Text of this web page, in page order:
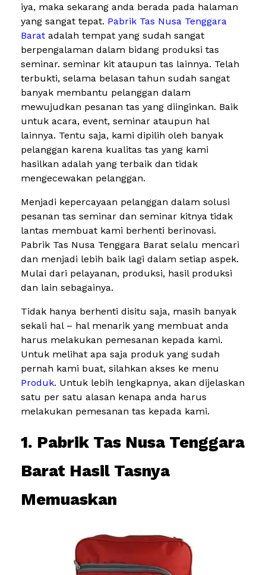
iya, maka sekarang anda berada pada halaman
yang sangat tepat. Pabrik Tas Nusa Tenggara
Barat adalah tempat yang sudah sangat
berpengalaman dalam bidang produksi tas
seminar. seminar kit ataupun tas lainnya. Telah
terbukti, selama belasan tahun sudah sangat
banyak membantu pelanggan dalam
mewujudkan pesanan tas yang diinginkan. Baik
untuk acara, event, seminar ataupun hal
lainnya. Tentu saja, kami dipilih oleh banyak
pelanggan karena kualitas tas yang kami
hasilkan adalah yang terbaik dan tidak
mengecewakan pelanggan.
Menjadi kepercayaan pelanggan dalam solusi
pesanan tas seminar dan seminar kitnya tidak
lantas membuat kami berhenti berinovasi.
Pabrik Tas Nusa Tenggara Barat selalu mencari
dan menjadi lebih baik lagi dalam setiap aspek.
Mulai dari pelayanan, produksi, hasil produksi
dan lain sebagainya.
Tidak hanya berhenti disitu saja, masih banyak
sekali hal – hal menarik yang membuat anda
harus melakukan pemesanan kepada kami.
Untuk melihat apa saja produk yang sudah
pernah kami buat, silahkan akses ke menu
Produk. Untuk lebih lengkapnya, akan dijelaskan
satu per satu alasan kenapa anda harus
melakukan pemesanan tas kepada kami.
1. Pabrik Tas Nusa Tenggara
Barat Hasil Tasnya
Memuaskan